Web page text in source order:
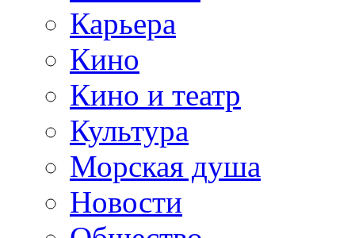
Карьера
Кино
Кино и театр
Культура
Морская душа
Новости